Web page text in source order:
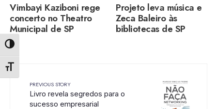
Alternar alto contraste
Alternar tamanho da fonte
Vimbayi Kaziboni rege
concerto no Theatro
Municipal de SP
Projeto leva música e
Zeca Baleiro às
bibliotecas de SP
PREVIOUS STORY
Livro revela segredos para o
sucesso empresarial